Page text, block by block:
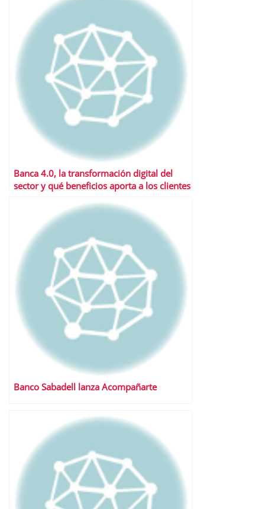
Banca 4.0, la transformación digital del
sector y qué beneficios aporta a los clientes
Banco Sabadell lanza Acompañarte